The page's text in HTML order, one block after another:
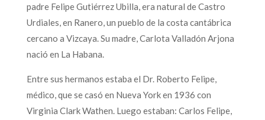
padre Felipe Gutiérrez Ubilla, era natural de Castro
Urdiales, en Ranero, un pueblo de la costa cantábrica
cercano a Vizcaya. Su madre, Carlota Valladón Arjona
nació en La Habana.
Entre sus hermanos estaba el Dr. Roberto Felipe,
médico, que se casó en Nueva York en 1936 con
Virginia Clark Wathen. Luego estaban: Carlos Felipe,